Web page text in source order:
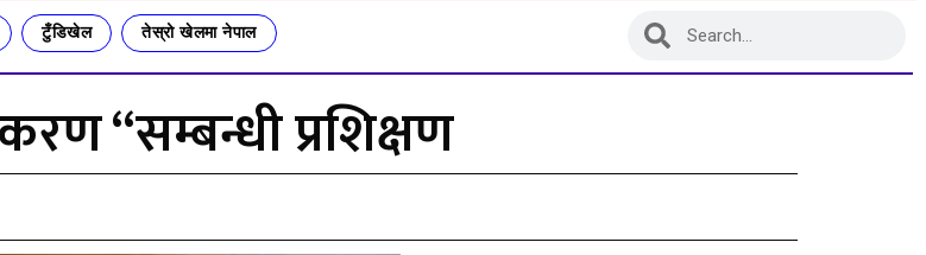
टुँडिखेल तेस्रो खेलमा नेपाल
“सम्बन्धी प्रशिक्षण